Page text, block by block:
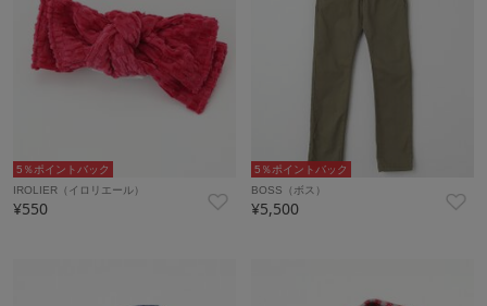
5％ポイントバック
IROLIER（イロリエール）
¥550
5％ポイントバック
BOSS（ボス）
¥5,500